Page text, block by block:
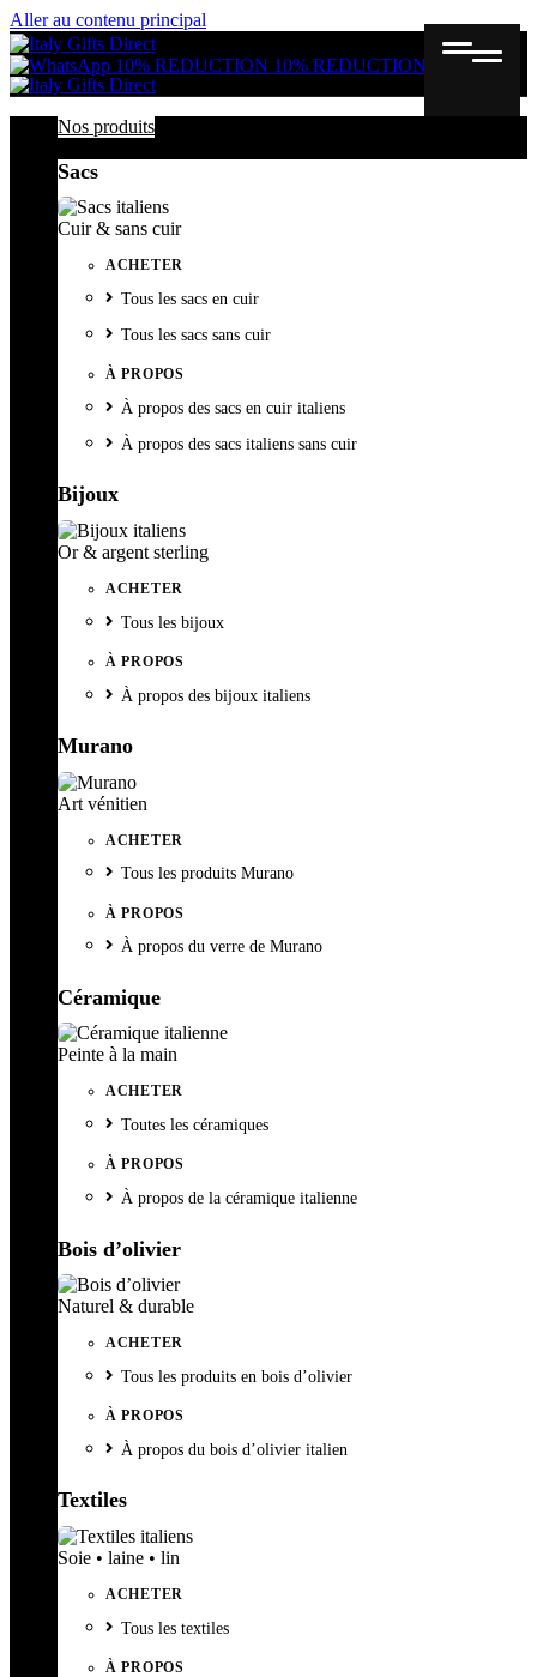
Aller au contenu principal
10% REDUCTION 10% REDUCTION
Nos produits
Sacs
Cuir & sans cuir
ACHETER
Tous les sacs en cuir
Tous les sacs sans cuir
À PROPOS
À propos des sacs en cuir italiens
À propos des sacs italiens sans cuir
Bijoux
Or & argent sterling
ACHETER
Tous les bijoux
À PROPOS
À propos des bijoux italiens
Murano
Art vénitien
ACHETER
Tous les produits Murano
À PROPOS
À propos du verre de Murano
Céramique
Peinte à la main
ACHETER
Toutes les céramiques
À PROPOS
À propos de la céramique italienne
Bois d’olivier
Naturel & durable
ACHETER
Tous les produits en bois d’olivier
À PROPOS
À propos du bois d’olivier italien
Textiles
Soie • laine • lin
ACHETER
Tous les textiles
À PROPOS